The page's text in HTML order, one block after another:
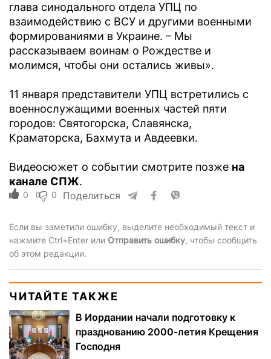
глава синодального отдела УПЦ по
взаимодействию с ВСУ и другими военными
формированиями в Украине. – Мы
рассказываем воинам о Рождестве и
молимся, чтобы они остались живы».
11 января представители УПЦ встретились с
военнослужащими военных частей пяти
городов: Святогорска, Славянска,
Краматорска, Бахмута и Авдеевки.
Видеосюжет о событии смотрите позже на
канале СПЖ.
0 0 Поделиться
Если вы заметили ошибку, выделите необходимый текст и
нажмите Ctrl+Enter или Отправить ошибку, чтобы сообщить
об этом редакции.
ЧИТАЙТЕ ТАКЖЕ
В Иордании начали подготовку к
празднованию 2000-летия Крещения
Господня